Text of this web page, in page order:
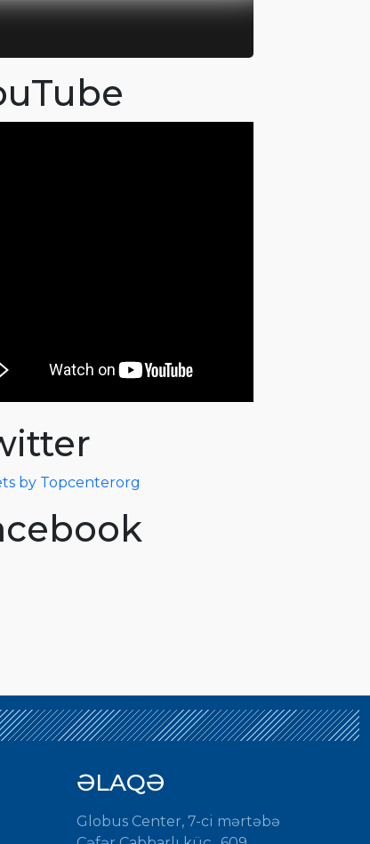
by Topcenterorg
ƏLAQƏ
Globus Center, 7-ci mərtəbə